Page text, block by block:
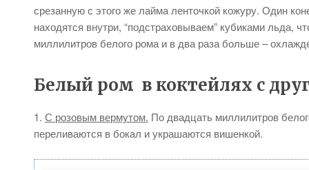
срезанную с этого же лайма ленточкой кожуру. Один
находятся внутри, “подстраховываем” кубиками
миллилитров белого рома и в два раза больше –
Белый ром в коктейлях с
1. С розовым вермутом. По двадцать миллилитров
переливаются в бокал и украшаются вишенкой.